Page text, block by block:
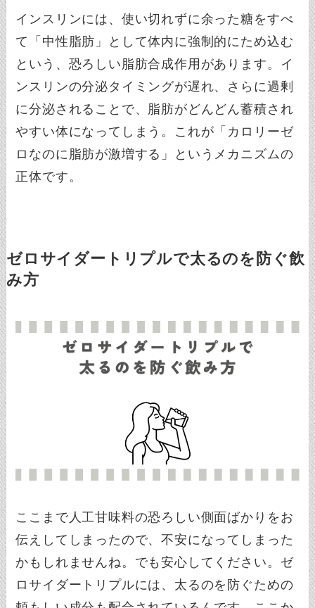
インスリンには、使い切れずに余った糖をすべ
て「中性脂肪」として体内に強制的にため込む
という、恐ろしい脂肪合成作用があります。イ
ンスリンの分泌タイミングが遅れ、さらに過剰
に分泌されることで、脂肪がどんどん蓄積され
やすい体になってしまう。これが「カロリーゼ
ロなのに脂肪が激増する」というメカニズムの
正体です。
ゼロサイダートリプルで太るのを防ぐ飲
み方
ここまで人工甘味料の恐ろしい側面ばかりをお
伝えしてしまったので、不安になってしまった
かもしれませんね。でも安心してください。ゼ
ロサイダートリプルには、太るのを防ぐための